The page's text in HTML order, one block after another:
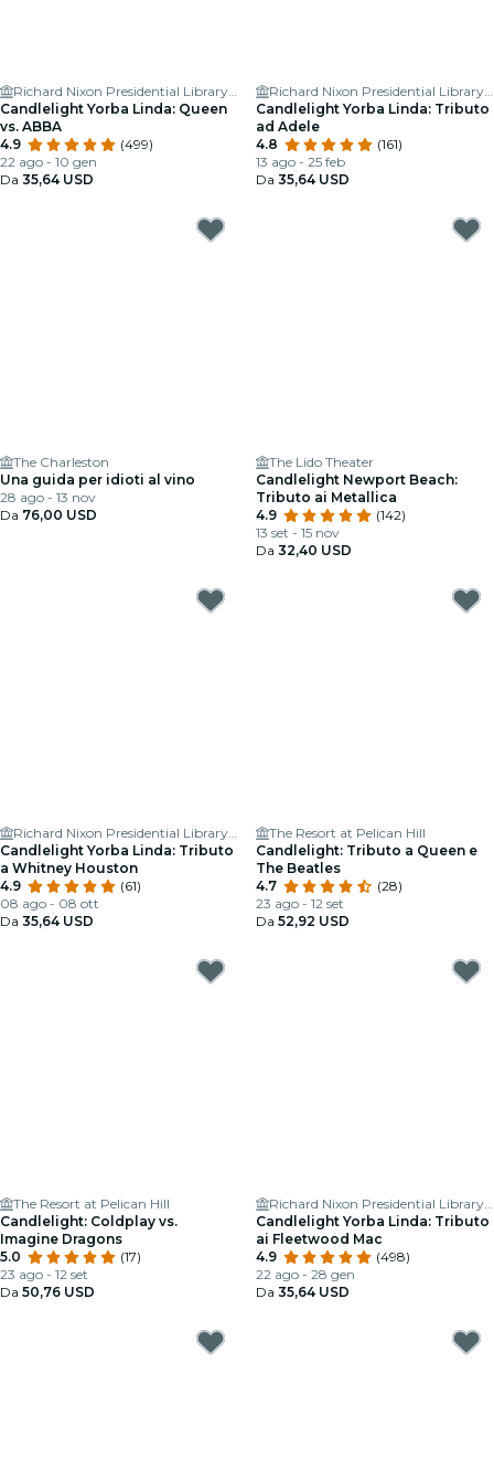
Richard Nixon Presidential Library & Museum
Candlelight Yorba Linda: Queen
vs. ABBA
4.9
(499)
22 ago - 10 gen
Da 35,64 USD
Richard Nixon Presidential Library & Museum
Candlelight Yorba Linda: Tributo
ad Adele
4.8
(161)
13 ago - 25 feb
Da 35,64 USD
The Charleston
Una guida per idioti al vino
28 ago - 13 nov
Da 76,00 USD
The Lido Theater
Candlelight Newport Beach:
Tributo ai Metallica
4.9
(142)
13 set - 15 nov
Da 32,40 USD
Richard Nixon Presidential Library & Museum
Candlelight Yorba Linda: Tributo
a Whitney Houston
4.9
(61)
08 ago - 08 ott
Da 35,64 USD
The Resort at Pelican Hill
Candlelight: Tributo a Queen e
The Beatles
4.7
(28)
23 ago - 12 set
Da 52,92 USD
The Resort at Pelican Hill
Candlelight: Coldplay vs.
Imagine Dragons
5.0
(17)
23 ago - 12 set
Da 50,76 USD
Richard Nixon Presidential Library & Museum
Candlelight Yorba Linda: Tributo
ai Fleetwood Mac
4.9
(498)
22 ago - 28 gen
Da 35,64 USD